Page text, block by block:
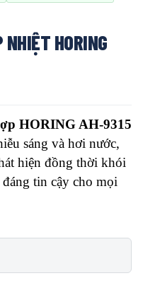
HORING
HORING AH-9315
sáng và hơi nước,
hiện đồng thời khói
tin cậy cho mọi